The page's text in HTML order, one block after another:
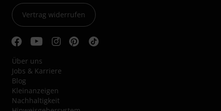
Vertrag widerrufen
Über uns
Jobs & Karriere
Blog
Kleinanzeigen
Nachhaltigkeit